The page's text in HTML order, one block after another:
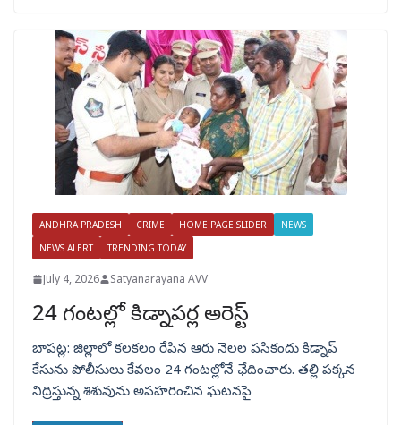
ANDHRA PRADESH CRIME HOME PAGE SLIDER
NEWS
NEWS ALERT
TRENDING TODAY
July 4, 2026 Satyanarayana AVV
24 గంటల్లో కిడ్నాపర్ల అరెస్ట్
బాపట్ల: జిల్లాలో కలకలం రేపిన ఆరు నెలల పసికందు కిడ్నాప్
కేసును పోలీసులు కేవలం 24 గంటల్లోనే ఛేదించారు. తల్లి పక్కన
నిద్రిస్తున్న శిశువును అపహరించిన ఘటనపై